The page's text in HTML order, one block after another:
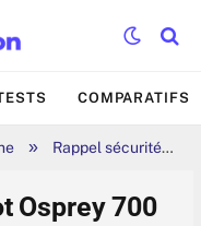
COMPARATIFS
» Rappel sécurité Wybot Osprey 700 Max et S1 : la marque dément tout rappel en France après une notification Amazon
Osprey 700